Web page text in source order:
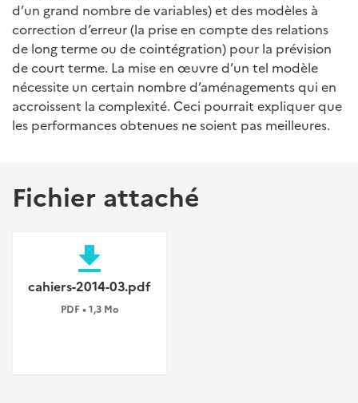
d’un grand nombre de variables) et des modèles à
correction d’erreur (la prise en compte des relations
de long terme ou de cointégration) pour la prévision
de court terme. La mise en œuvre d’un tel modèle
nécessite un certain nombre d’aménagements qui en
accroissent la complexité. Ceci pourrait expliquer que
les performances obtenues ne soient pas meilleures.
Fichier attaché
file_download
cahiers-2014-03.pdf
PDF • 1,3 Mo